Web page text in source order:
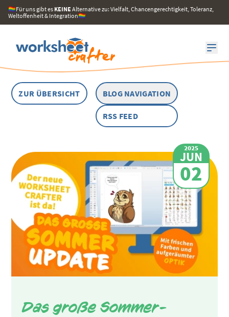
🏳️‍🌈Für uns gibt es KEINE Alternative zu: Vielfalt, Chancengerechtigkeit, Toleranz,
Weltoffenheit & Integration🏳️‍🌈
ZUR ÜBERSICHT BLOG NAVIGATION
RSS FEED
2025
JUN
02
Das große Sommer-